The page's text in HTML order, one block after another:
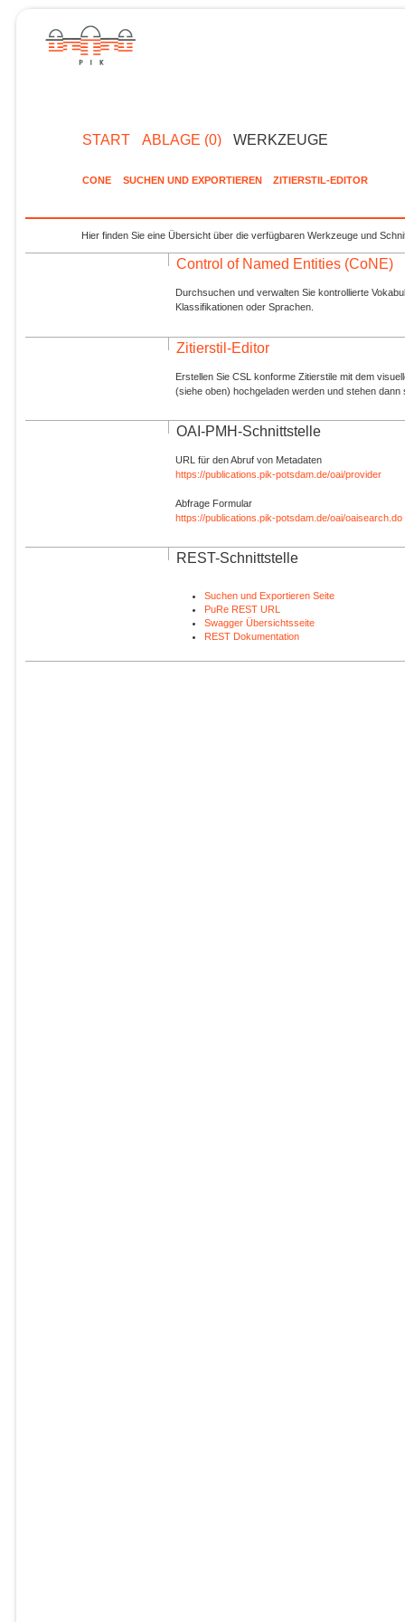
START ABLAGE (0) WERKZEUGE
CONE SUCHEN UND EXPORTIEREN ZITIERSTIL-EDITOR
Hier finden Sie eine Übersicht über die verfügbaren Werkzeuge und
Control of Named Entities (CoNE)
Durchsuchen und verwalten Sie kontrollierte
Klassifikationen oder Sprachen.
Zitierstil-Editor
Erstellen Sie CSL konforme Zitierstile mit dem
(siehe oben) hochgeladen werden und stehen dann
OAI-PMH-Schnittstelle
URL für den Abruf von Metadaten
https://publications.pik-potsdam.de/oai/provider
Abfrage Formular
https://publications.pik-potsdam.de/oai/oaisearch.do
REST-Schnittstelle
Suchen und Exportieren Seite
PuRe REST URL
Swagger Übersichtsseite
REST Dokumentation